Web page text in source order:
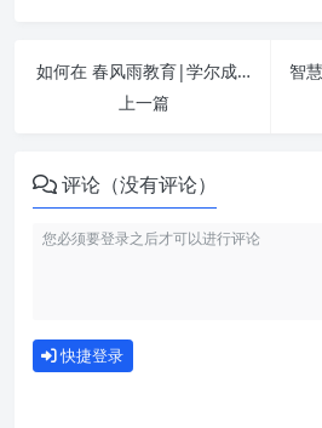
如何在 春风雨教育|学尔成-单考试 平台快速完成学习任务？
上一篇
评论（没有评论）
快捷登录